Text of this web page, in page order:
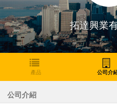
拓達興業
產品 公司介
公司介紹